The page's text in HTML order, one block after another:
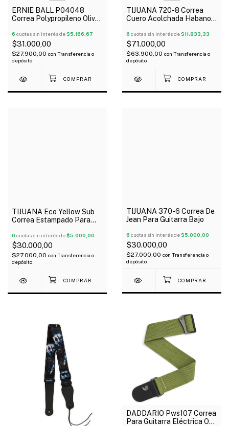
ERNIE BALL P04048
Correa Polypropileno Olive
6 cuotas sin interés de$5.166,67
$31.000,00
$27.900,00 con Transferencia o
depósito
TIJUANA 720-8 Correa
Cuero Acolchada Habano
Bajo
6 cuotas sin interés de$11.833,33
$71.000,00
$63.900,00 con Transferencia o
depósito
TIJUANA Eco Yellow Sub
Correa Estampado Para
6 cuotas sin interés de$5.000,00
$30.000,00
$27.000,00 con Transferencia o
depósito
TIJUANA 370-6 Correa De
Jean Para Guitarra Bajo
6 cuotas sin interés de$5.000,00
$30.000,00
$27.000,00 con Transferencia o
depósito
DADDARIO Pws107 Correa
Para Guitarra Eléctrica O